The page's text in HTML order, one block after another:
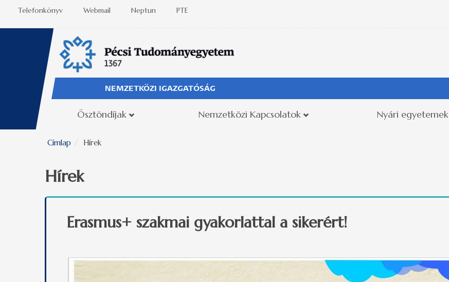
Ugrás a tartalomra
Telefonkönyv Webmail Neptun PTE
NEMZETKÖZI IGAZGATÓSÁG
Ösztöndíjak Nemzetközi Kapcsolatok Nyári egyetemek
Címlap Hírek
Hírek
Erasmus+ szakmai gyakorlattal a sikerért!